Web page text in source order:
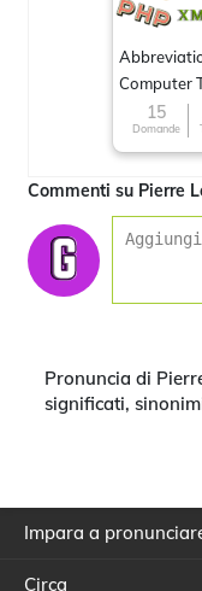
Computer
15
Domande
Commenti su Pierre
Pronuncia di
significati,
Impara a
Circa